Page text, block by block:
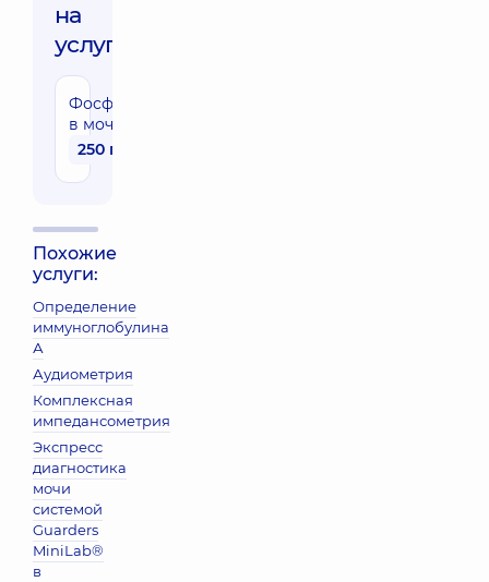
на
услуги:
Фосфор
в моче
250 грн
Похожие
услуги:
Определение
иммуноглобулина
А
Аудиометрия
Комплексная
импедансометрия
Экспресс
диагностика
мочи
системой
Guarders
MiniLab®
в